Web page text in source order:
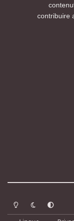
contribuire
Modalità chiara
Modalità scura
Segui la